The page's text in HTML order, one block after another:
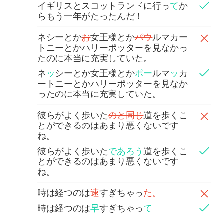
イギリスとスコットランドに行ってか
らもう一年がたったんだ！
ネシーとかお女王様とかパウルマカー
トニーとかハリーポッターを見なかっ
たのに本当に充実していた。
ネ ッ シーとか女王様とかポールマッ カ
ートニーとかハリーポッターを見なか
ったのに本当に充実していた。
彼らがよく歩いたのと同じ道を歩くこ
とができるのはあまり悪くないです
ね。
彼らがよく歩いたであろう道を歩くこ
とができるのはあまり悪くないです
ね。
時は経つのは速すぎちゃった。
時は経つのは早すぎちゃって